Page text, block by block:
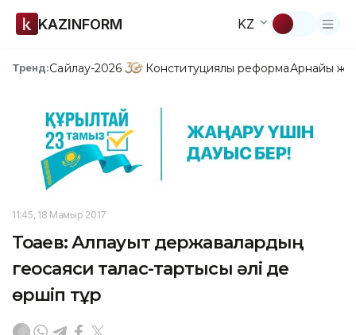
KAZINFORM KZ
Тренд:Сайлау-2026 Конституциялық реформаАрнайы
11:45, 18 Мамыр 2017
Тоқаев: Алпауыт державалардың
геосаяси талас-тартысы әлі де
өршіп тұр